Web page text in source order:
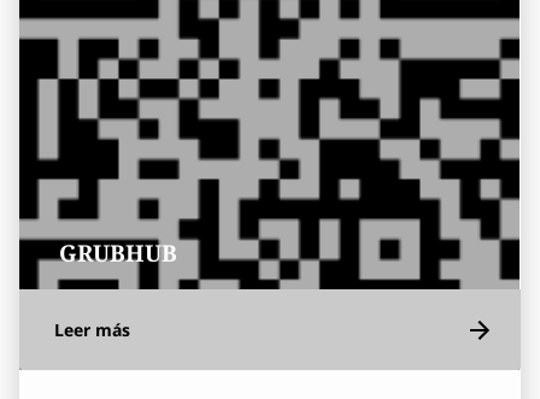
GRUBHUB
Leer más